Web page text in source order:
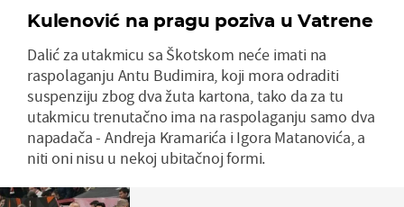
Kulenović na pragu poziva u Vatrene
Dalić za utakmicu sa Škotskom neće imati na
raspolaganju Antu Budimira, koji mora odraditi
suspenziju zbog dva žuta kartona, tako da za tu
utakmicu trenutačno ima na raspolaganju samo dva
napadača - Andreja Kramarića i Igora Matanovića, a
niti oni nisu u nekoj ubitačnoj formi.